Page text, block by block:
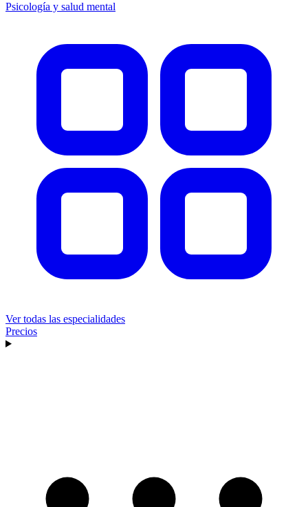
Psicología y salud mental
Ver todas las especialidades
Precios